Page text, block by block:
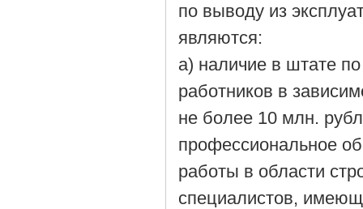
по выводу из
являются:
а) наличие в штате
работников в
не более 10 млн.
профессиональное
работы в области
специалистов,